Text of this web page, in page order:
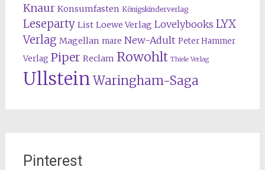
Knaur Konsumfasten Königskinderverlag
Leseparty List Loewe Verlag Lovelybooks LYX
Verlag Magellan mare New-Adult Peter Hammer
Verlag Piper Reclam Rowohlt Thiele Verlag
UllsteinWaringham-Saga
Pinterest